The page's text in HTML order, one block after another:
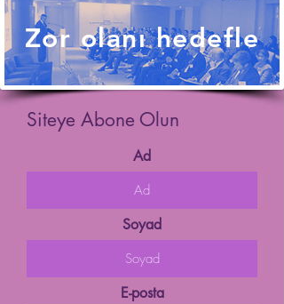
Zor olanı hedefle
Siteye Abone Olun
Ad
Soyad
E-posta